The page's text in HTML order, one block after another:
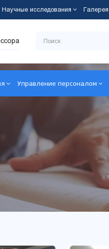
Научные исследования Галерея
Управление персоналом